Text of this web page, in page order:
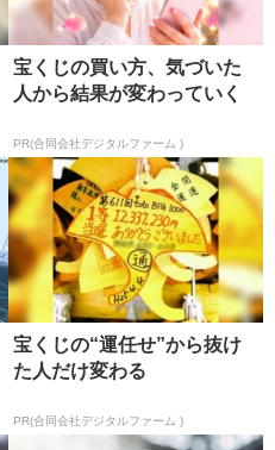
宝くじの買い方、気づいた
人から結果が変わっていく
PR(合同会社デジタルファーム )
宝くじの“運任せ”から抜け
た人だけ変わる
PR(合同会社デジタルファーム )